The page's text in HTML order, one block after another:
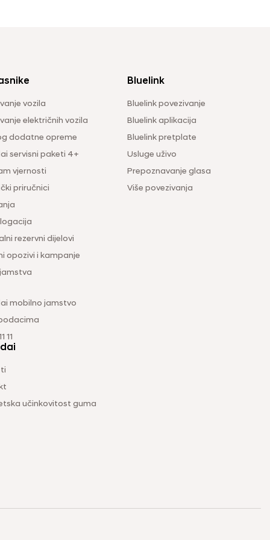
vozila
električnih vozila
dodatne opreme
servisni paketi 4+
vjernosti
priručnici
rezervni dijelovi
opozivi i kampanje
mobilno jamstvo
11
Bluelink
Bluelink povezivanje
Bluelink aplikacija
Bluelink pretplate
Usluge uživo
Prepoznavanje glasa
Više povezivanja
učinkovitost guma